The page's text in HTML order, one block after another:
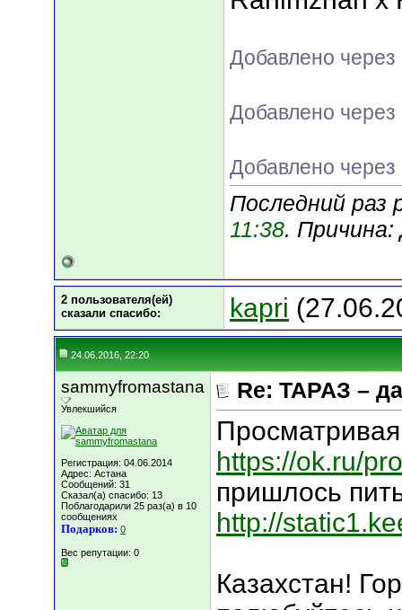
Добавлено
Добавлено
Добавлено
Последний раз
11:38. Причина:
2 пользователя(ей)
сказали cпасибо:
kapri
24.06.2016, 22:20
sammyfromastana
Увлекшийся
Регистрация: 04.06.2014
Адрес: Астана
Сообщений: 31
Сказал(а) спасибо: 13
Поблагодарили 25 раз(а) в 10
сообщениях
Подарков: 0
Вес репутации: 0
Re: ТАРАЗ –
https://ok.ru/
пришлось
http://
Казахстан!